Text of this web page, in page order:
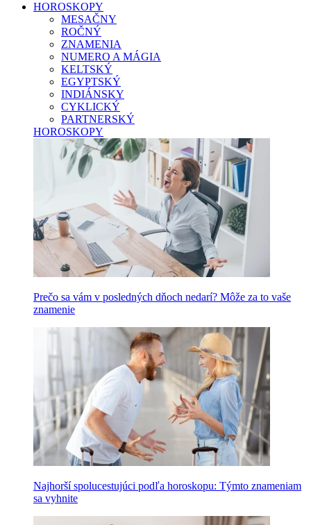
HOROSKOPY
MESAČNY
ROČNÝ
ZNAMENIA
NUMERO A MÁGIA
KELTSKÝ
EGYPTSKÝ
INDIÁNSKY
CYKLICKÝ
PARTNERSKÝ
HOROSKOPY
Prečo sa vám v posledných dňoch nedarí? Môže za to vaše
znamenie
Najhorší spolucestujúci podľa horoskopu: Týmto znameniam
sa vyhnite